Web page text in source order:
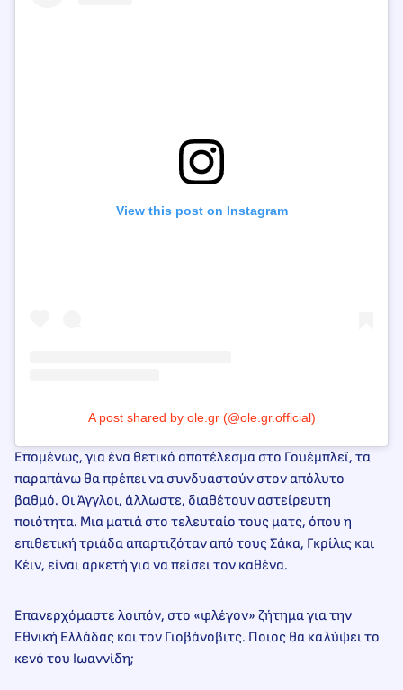
View this post on Instagram
A post shared by ole.gr (@ole.gr.official)
Επομένως, για ένα θετικό αποτέλεσμα στο Γουέμπλεϊ, τα
παραπάνω θα πρέπει να συνδυαστούν στον απόλυτο
βαθμό. Οι Άγγλοι, άλλωστε, διαθέτουν αστείρευτη
ποιότητα. Μια ματιά στο τελευταίο τους ματς, όπου η
επιθετική τριάδα απαρτιζόταν από τους Σάκα, Γκρίλις και
Κέιν, είναι αρκετή για να πείσει τον καθένα.
Επανερχόμαστε λοιπόν, στο «φλέγον» ζήτημα για την
Εθνική Ελλάδας και τον Γιοβάνοβιτς. Ποιος θα καλύψει το
κενό του Ιωαννίδη;